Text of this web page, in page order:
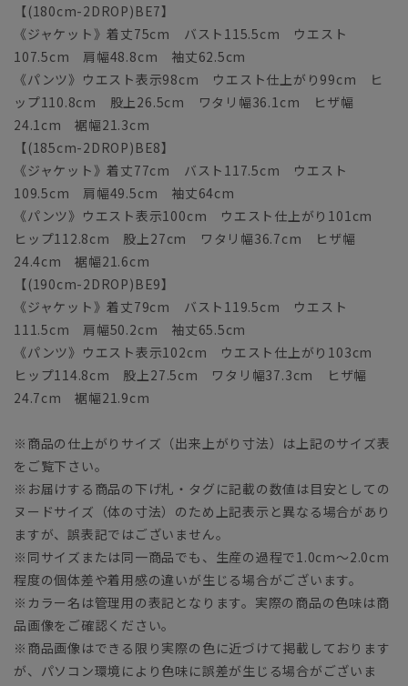
【(180cm-2DROP)BE7】
《ジャケット》着丈75cm バスト115.5cm ウエスト
107.5cm 肩幅48.8cm 袖丈62.5cm
《パンツ》ウエスト表示98cm ウエスト仕上がり99cm ヒ
ップ110.8cm 股上26.5cm ワタリ幅36.1cm ヒザ幅
24.1cm 裾幅21.3cm
【(185cm-2DROP)BE8】
《ジャケット》着丈77cm バスト117.5cm ウエスト
109.5cm 肩幅49.5cm 袖丈64cm
《パンツ》ウエスト表示100cm ウエスト仕上がり101cm
ヒップ112.8cm 股上27cm ワタリ幅36.7cm ヒザ幅
24.4cm 裾幅21.6cm
【(190cm-2DROP)BE9】
《ジャケット》着丈79cm バスト119.5cm ウエスト
111.5cm 肩幅50.2cm 袖丈65.5cm
《パンツ》ウエスト表示102cm ウエスト仕上がり103cm
ヒップ114.8cm 股上27.5cm ワタリ幅37.3cm ヒザ幅
24.7cm 裾幅21.9cm
※商品の仕上がりサイズ（出来上がり寸法）は上記のサイズ表
をご覧下さい。
※お届けする商品の下げ札・タグに記載の数値は目安としての
ヌードサイズ（体の寸法）のため上記表示と異なる場合があり
ますが、誤表記ではございません。
※同サイズまたは同一商品でも、生産の過程で1.0cm～2.0cm
程度の個体差や着用感の違いが生じる場合がございます。
※カラー名は管理用の表記となります。実際の商品の色味は商
品画像をご確認ください。
※商品画像はできる限り実際の色に近づけて掲載しております
が、パソコン環境により色味に誤差が生じる場合がございま